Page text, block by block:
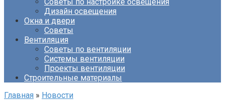
Дизайн освещения
Окна и двери
Советы
Вентиляция
Советы по вентиляции
Системы вентиляции
Проекты вентиляции
Строительные материалы
Главная » Новости